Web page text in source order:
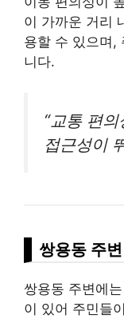
이 가까운 거리
용할 수 있으며,
니다.
“교통 편
접근성이
쌍용동 주
쌍용동 주변에
이 있어 주민들